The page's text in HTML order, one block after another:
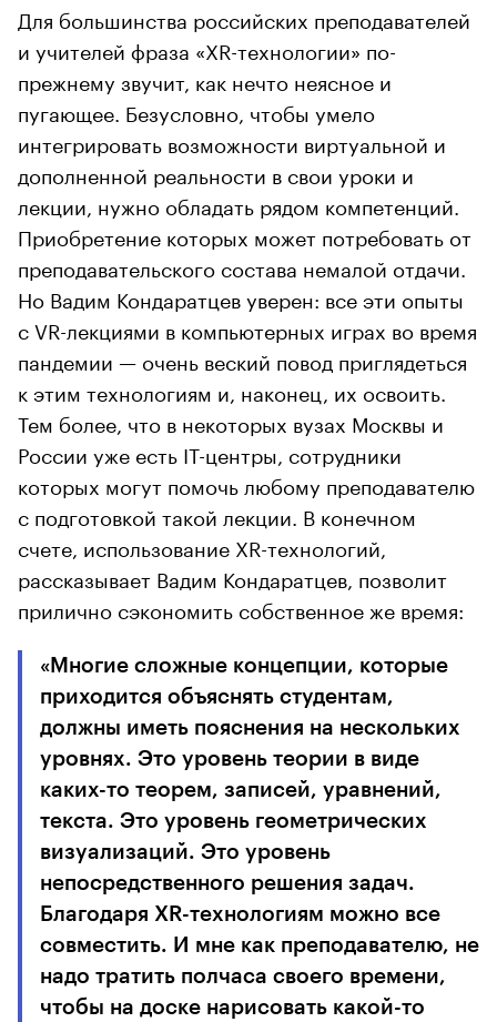
Для большинства российских преподавателей
и учителей фраза «XR-технологии» по-
прежнему звучит, как нечто неясное и
пугающее. Безусловно, чтобы умело
интегрировать возможности виртуальной и
дополненной реальности в свои уроки и
лекции, нужно обладать рядом компетенций.
Приобретение которых может потребовать от
преподавательского состава немалой отдачи.
Но Вадим Кондаратцев уверен: все эти опыты
с VR-лекциями в компьютерных играх во время
пандемии — очень веский повод приглядеться
к этим технологиям и, наконец, их освоить.
Тем более, что в некоторых вузах Москвы и
России уже есть IT-центры, сотрудники
которых могут помочь любому преподавателю
с подготовкой такой лекции. В конечном
счете, использование XR-технологий,
рассказывает Вадим Кондаратцев, позволит
прилично сэкономить собственное же время:
«Многие сложные концепции, которые
приходится объяснять студентам,
должны иметь пояснения на нескольких
уровнях. Это уровень теории в виде
каких-то теорем, записей, уравнений,
текста. Это уровень геометрических
визуализаций. Это уровень
непосредственного решения задач.
Благодаря XR-технологиям можно все
совместить. И мне как преподавателю, не
надо тратить полчаса своего времени,
чтобы на доске нарисовать какой-то